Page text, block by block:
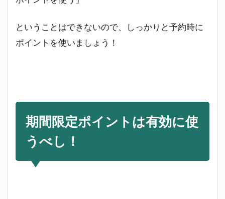
ということはできないので、しっかりと予約時に
ポイントを使いましょう！
期間限定ポイントは有効に使
うべし！